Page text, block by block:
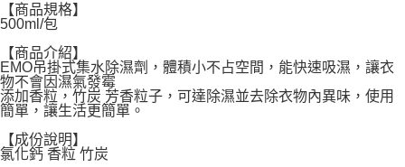
宅配
每筆NT$120，滿NT$1,999(含以上)免運費
【商品規格】
500ml/包
【商品介紹】
EMO吊掛式集水除濕劑，體積小不占空間，能快速吸濕，讓衣
物不會因濕氣發霉
添加香粒，竹炭 芳香粒子，可達除濕並去除衣物內異味，使用
簡單，讓生活更簡單。
【成份說明】
氯化鈣 香粒 竹炭